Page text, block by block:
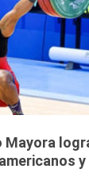
Mayora
y